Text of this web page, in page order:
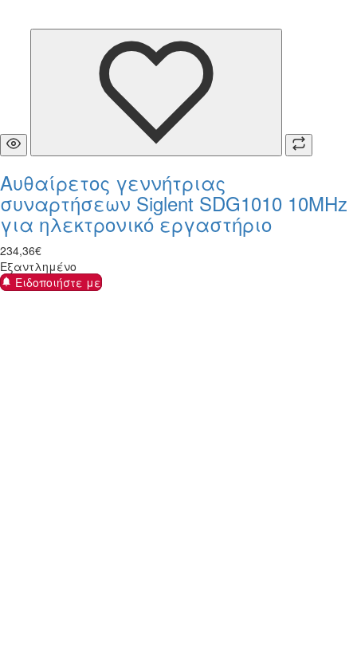
Αυθαίρετος γεννήτριας
συναρτήσεων Siglent SDG1010 10MHz
για ηλεκτρονικό εργαστήριο
234,36€
Εξαντλημένο
Ειδοποιήστε με